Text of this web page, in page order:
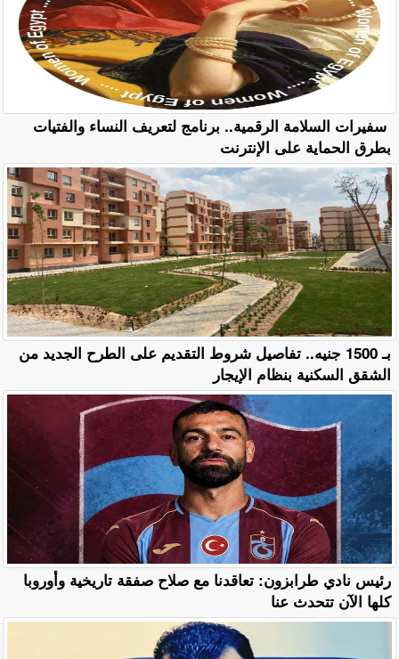
سفيرات السلامة الرقمية.. برنامج لتعريف النساء والفتيات
بطرق الحماية على الإنترنت
بـ 1500 جنيه.. تفاصيل شروط التقديم على الطرح الجديد من
الشقق السكنية بنظام الإيجار
رئيس نادي طرابزون: تعاقدنا مع صلاح صفقة تاريخية وأوروبا
كلها الآن تتحدث عنا